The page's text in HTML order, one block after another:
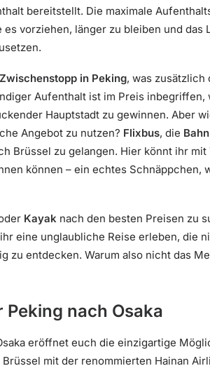
bereitstellt. Die maximale
vorziehen, länger zu bleiben und das
Zwischenstopp in Peking, was
Aufenthalt ist im Preis inbegriffen,
Hauptstadt zu gewinnen. Aber
Angebot zu nutzen? Flixbus, die Bahn
Brüssel zu gelangen. Hier könnt ihr
können – ein echtes Schnäppchen,
Kayak nach den besten Preisen zu
eine unglaubliche Reise erleben, die
zu entdecken. Warum also nicht das
nach Osaka
eröffnet euch die einzigartige
mit der renommierten Hainan